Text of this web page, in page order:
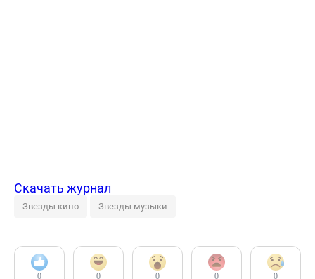
Скачать журнал
Звезды кино Звезды музыки
0 0 0 0 0